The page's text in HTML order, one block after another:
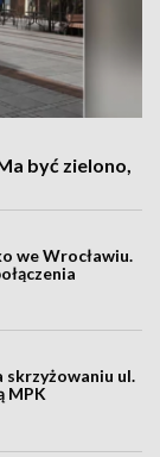
być zielono,
we Wrocławiu.
skrzyżowaniu ul.
MPK